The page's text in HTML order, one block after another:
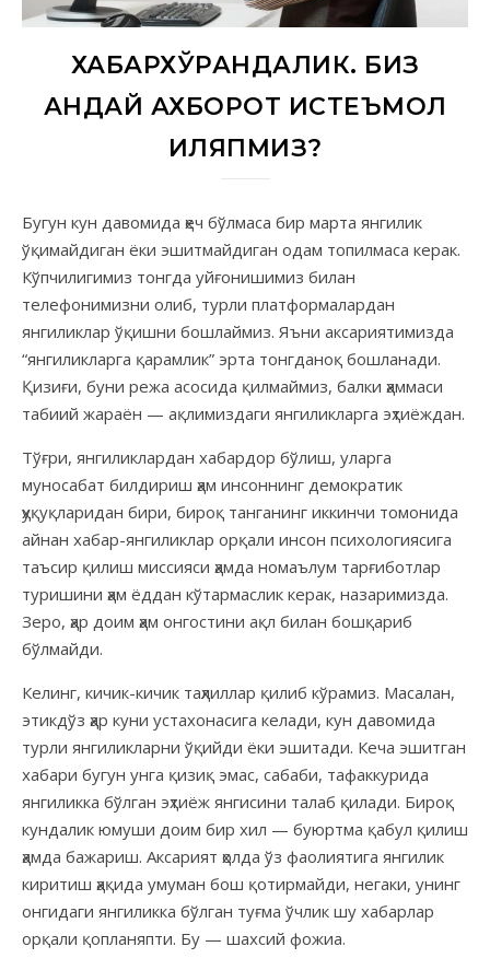
ХАБАРХЎРАНДАЛИК. БИЗ
ҚАНДАЙ АХБОРОТ ИСТЕЪМОЛ
ҚИЛЯПМИЗ?
Бугун кун давомида ҳеч бўлмаса бир марта янгилик
ўқимайдиган ёки эшитмайдиган одам топилмаса керак.
Кўпчилигимиз тонгда уйғонишимиз билан
телефонимизни олиб, турли платформалардан
янгиликлар ўқишни бошлаймиз. Яъни аксариятимизда
“янгиликларга қарамлик” эрта тонгданоқ бошланади.
Қизиғи, буни режа асосида қилмаймиз, балки ҳаммаси
табиий жараён — ақлимиздаги янгиликларга эҳтиёждан.
Тўғри, янгиликлардан хабардор бўлиш, уларга
муносабат билдириш ҳам инсоннинг демократик
ҳуқуқларидан бири, бироқ танганинг иккинчи томонида
айнан хабар-янгиликлар орқали инсон психологиясига
таъсир қилиш миссияси ҳамда номаълум тарғиботлар
туришини ҳам ёддан кўтармаслик керак, назаримизда.
Зеро, ҳар доим ҳам онгостини ақл билан бошқариб
бўлмайди.
Келинг, кичик-кичик таҳлиллар қилиб кўрамиз. Масалан,
этикдўз ҳар куни устахонасига келади, кун давомида
турли янгиликларни ўқийди ёки эшитади. Кеча эшитган
хабари бугун унга қизиқ эмас, сабаби, тафаккурида
янгиликка бўлган эҳтиёж янгисини талаб қилади. Бироқ
кундалик юмуши доим бир хил — буюртма қабул қилиш
ҳамда бажариш. Аксарият ҳолда ўз фаолиятига янгилик
киритиш ҳақида умуман бош қотирмайди, негаки, унинг
онгидаги янгиликка бўлган туғма ўчлик шу хабарлар
орқали қопланяпти. Бу — шахсий фожиа.